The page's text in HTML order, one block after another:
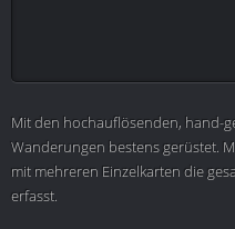
Mit den hochauflösenden, hand-
Wanderungen bestens gerüstet.
mit mehreren Einzelkarten die
erfasst.